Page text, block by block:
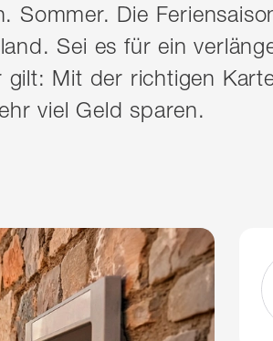
Sommer. Die
Sei es für ein
gilt: Mit der richtigen
viel Geld sparen.